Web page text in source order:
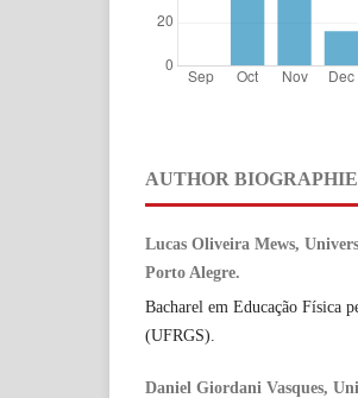
AUTHOR
Lucas Oliveira Mews,
Porto Alegre.
Bacharel em Educação Física
(UFRGS).
Daniel Giordani Vasques,